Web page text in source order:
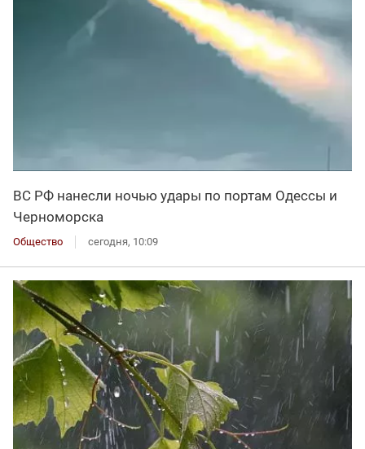
ВС РФ нанесли ночью удары по портам Одессы и
Черноморска
Общество сегодня, 10:09